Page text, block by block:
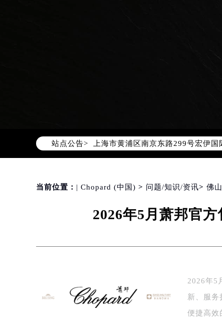
站点公告>
2026年8月萧邦全国官方售后客户
萧邦官方全国统一服务热线400-
北京市朝阳区建国门外大街甲6号
北京市东城区东长安街1号东方广
天津市和平区赤峰道136号天津国
上海市徐汇区虹桥路3号港汇中心
上海市黄浦区南京东路299号宏伊
南京市秦淮区中山南路1号（新街
徐州市鼓楼区淮海东路29号苏宁广
盐城市盐都区世纪大道5号盐城金融
绍兴市越城区胜利东路379号世茂
嘉兴市南湖区广益路705号嘉兴世
南昌市红谷滩新区红谷中大道998
当前位置： | Chopard (中国) > 问题/知识/资讯> 佛山
2026年5月萧邦官
2026年5
新、服务
便捷高效